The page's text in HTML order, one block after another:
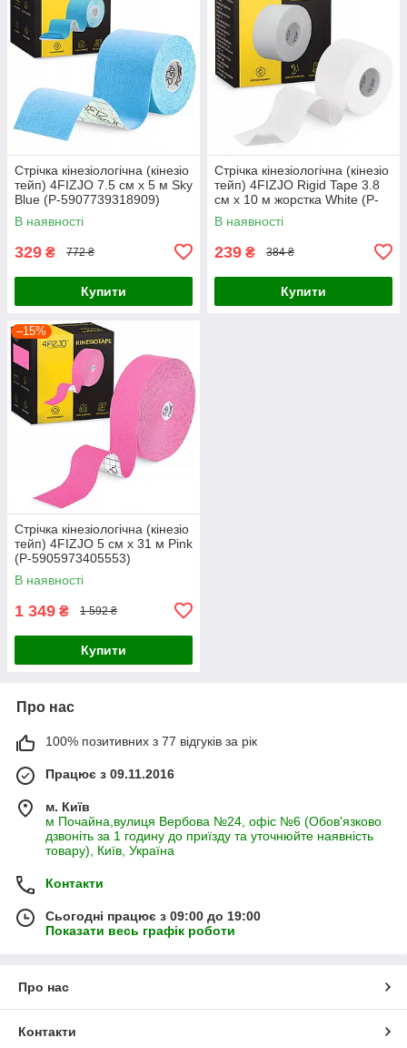
Стрічка кінезіологічна (кінезіо
тейп) 4FIZJO 7.5 см x 5 м Sky
Blue (P-5907739318909)
В наявності
329 ₴ 772 ₴
Купити
Стрічка кінезіологічна (кінезіо
тейп) 4FIZJO Rigid Tape 3.8
см x 10 м жорстка White (P-
5905973400817)
В наявності
239 ₴ 384 ₴
Купити
–15%
Стрічка кінезіологічна (кінезіо
тейп) 4FIZJO 5 см x 31 м Pink
(P-5905973405553)
В наявності
1 349 ₴ 1 592 ₴
Купити
Про нас
100% позитивних з 77 відгуків за рік
Працює з 09.11.2016
м. Київ
м Почайна,вулиця Вербова №24, офіс №6 (Обов'язково
дзвоніть за 1 годину до приїзду та уточнюйте наявність
товару), Київ, Україна
Контакти
Сьогодні працює з 09:00 до 19:00
Показати весь графік роботи
Про нас
Контакти